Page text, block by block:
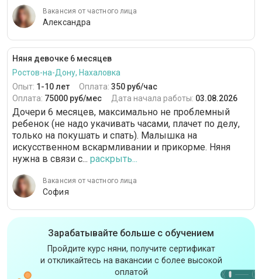
Вакансия от частного лица
Александра
Няня девочке 6 месяцев
Ростов-на-Дону, Нахаловка
Опыт: 1-10 лет Оплата: 350 руб/час
Оплата: 75000 руб/мес Дата начала работы: 03.08.2026
Дочери 6 месяцев, максимально не проблемный
ребенок (не надо укачивать часами, плачет по делу,
только на покушать и спать). Малышка на
искусственном вскармливании и прикорме. Няня
нужна в связи с... раскрыть...
Вакансия от частного лица
София
Зарабатывайте больше с обучением
Пройдите курс няни, получите сертификат
и откликайтесь на вакансии с более высокой
оплатой